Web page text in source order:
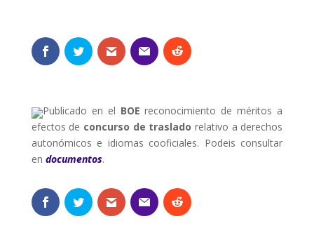
Publicado en el BOE reconocimiento de méritos a
efectos de concurso de traslado relativo a derechos
autonómicos e idiomas cooficiales. Podeis consultar
en documentos.